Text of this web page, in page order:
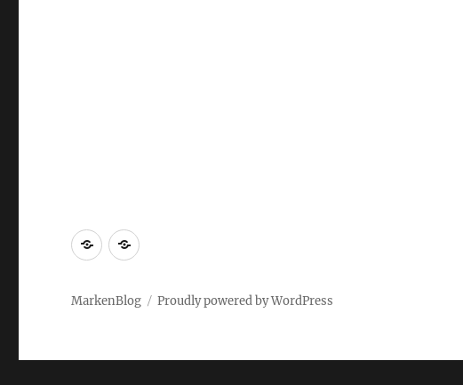
Markenrecherche
Gastbeiträge
MarkenBlog Proudly powered by WordPress